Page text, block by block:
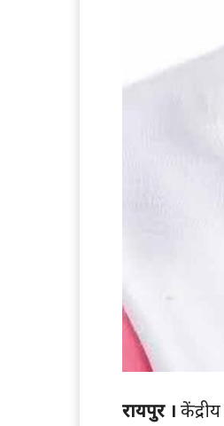
रायपुर ।